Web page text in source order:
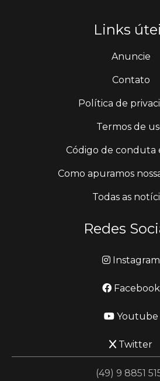
Links
Anuncie
Contato
Política de
Termos de
Código de conduta
Como apuramos
Todas as
Redes
Instagram
Facebook
Youtube
Twitter
(49) 9 8851